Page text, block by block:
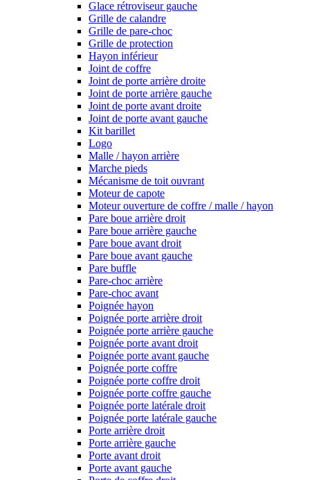
Glace rétroviseur gauche
Grille de calandre
Grille de pare-choc
Grille de protection
Hayon inférieur
Joint de coffre
Joint de porte arrière droite
Joint de porte arrière gauche
Joint de porte avant droite
Joint de porte avant gauche
Kit barillet
Logo
Malle / hayon arrière
Marche pieds
Mécanisme de toit ouvrant
Moteur de capote
Moteur ouverture de coffre / malle / hayon
Pare boue arrière droit
Pare boue arrière gauche
Pare boue avant droit
Pare boue avant gauche
Pare buffle
Pare-choc arrière
Pare-choc avant
Poignée hayon
Poignée porte arrière droit
Poignée porte arrière gauche
Poignée porte avant droit
Poignée porte avant gauche
Poignée porte coffre
Poignée porte coffre droit
Poignée porte coffre gauche
Poignée porte latérale droit
Poignée porte latérale gauche
Porte arrière droit
Porte arrière gauche
Porte avant droit
Porte avant gauche